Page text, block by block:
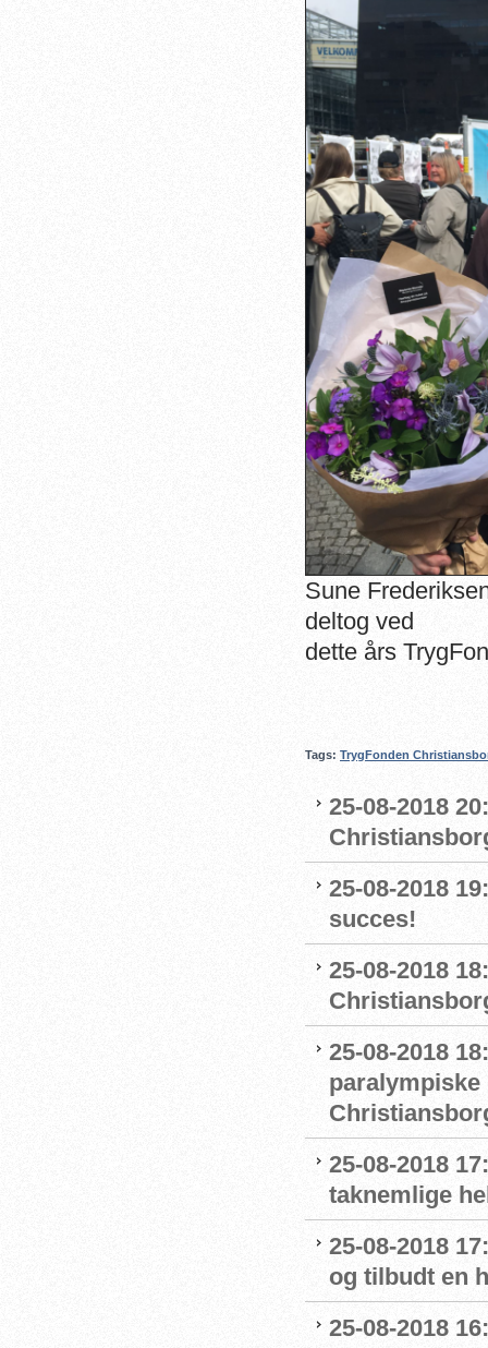
Sune
deltog ved
dette års
Tags: TrygFonden
25-08-2018
25-08-2018
succes!
25-08-2018
25-08-2018
paralympiske
25-08-2018
taknemlige
25-08-2018
og tilbudt en
25-08-2018